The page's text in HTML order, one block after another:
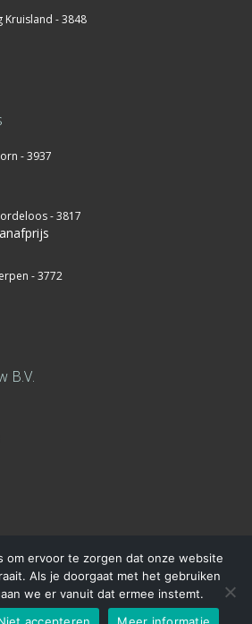
Kruisland - 3848
- 3937
- 3817
- 3772
B.V.
bouwen.nl is onderdeel van Finnhouse.nl
om ervoor te zorgen dat onze website
Als je doorgaat met het gebruiken
we er vanuit dat ermee instemt.
accepteren Meer informatie